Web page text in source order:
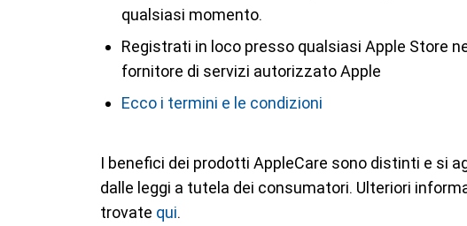
qualsiasi momento.
Registrati in loco presso qualsiasi Apple Store
fornitore di servizi autorizzato Apple
Ecco i termini e le condizioni
I benefici dei prodotti AppleCare sono distinti e si
dalle leggi a tutela dei consumatori. Ulteriori
trovate qui.